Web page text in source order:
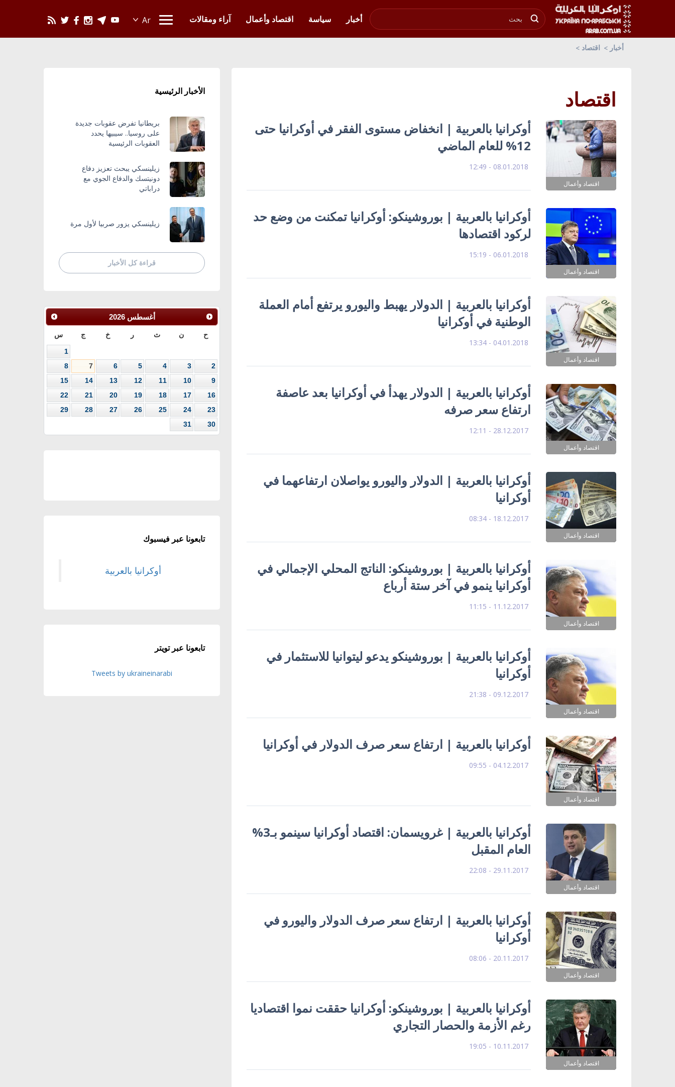
أخبار
سياسة اقتصاد وأعمال آراء ومقالات
أخبار اقتصاد
اقتصاد
اقتصاد وأعمال
أوكرانيا بالعربية | انخفاض مستوى الفقر في أوكرانيا حتى
12% للعام الماضي
08.01.2018 - 12:49
اقتصاد وأعمال
أوكرانيا بالعربية | بوروشينكو: أوكرانيا تمكنت من وضع حد
لركود اقتصادها
06.01.2018 - 15:19
اقتصاد وأعمال
أوكرانيا بالعربية | الدولار يهبط واليورو يرتفع أمام العملة
الوطنية في أوكرانيا
04.01.2018 - 13:34
اقتصاد وأعمال
أوكرانيا بالعربية | الدولار يهدأ في أوكرانيا بعد عاصفة
ارتفاع سعر صرفه
28.12.2017 - 12:11
اقتصاد وأعمال
أوكرانيا بالعربية | الدولار واليورو يواصلان ارتفاعهما في
أوكرانيا
18.12.2017 - 08:34
اقتصاد وأعمال
أوكرانيا بالعربية | بوروشينكو: الناتج المحلي الإجمالي في
أوكرانيا ينمو في آخر ستة أرباع
11.12.2017 - 11:15
اقتصاد وأعمال
أوكرانيا بالعربية | بوروشينكو يدعو ليتوانيا للاستثمار في
أوكرانيا
09.12.2017 - 21:38
اقتصاد وأعمال
أوكرانيا بالعربية | ارتفاع سعر صرف الدولار في أوكرانيا
04.12.2017 - 09:55
اقتصاد وأعمال
أوكرانيا بالعربية | غرويسمان: اقتصاد أوكرانيا سينمو بـ3%
العام المقبل
29.11.2017 - 22:08
اقتصاد وأعمال
أوكرانيا بالعربية | ارتفاع سعر صرف الدولار واليورو في
أوكرانيا
20.11.2017 - 08:06
اقتصاد وأعمال
أوكرانيا بالعربية | بوروشينكو: أوكرانيا حققت نموا اقتصاديا
رغم الأزمة والحصار التجاري
10.11.2017 - 19:05
الأخبار الرئيسية
بريطانيا تفرض عقوبات جديدة
على روسيا.. سيبيها يحدد
العقوبات الرئيسية
زيلينسكي يبحث تعزيز دفاع
دونيتسك والدفاع الجوي مع
دراباتي
زيلينسكي يزور صربيا لأول مرة
قراءة كل الأخبار
أغسطس 2026
ح ن ث ر خ ج س
1
2
3
4
5
6
7
8
9
10
11
12
13
14
15
16
17
18
19
20
21
22
23
24
25
26
27
28
29
30
31
تابعونا عبر فيسبوك
أوكرانيا بالعربية
تابعونا عبر تويتر
Tweets by ukraineinarabi